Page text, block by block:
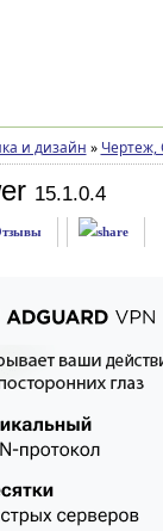
и дизайн » Чертеж,
15.1.0.4